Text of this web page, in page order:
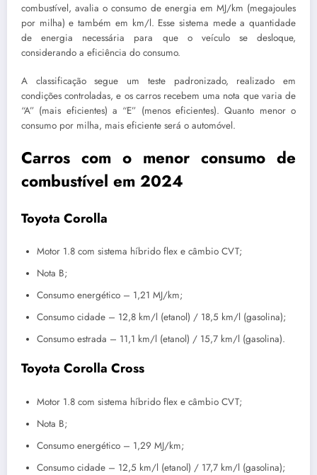
combustível, avalia o consumo de energia em MJ/km (megajoules
por milha) e também em km/l. Esse sistema mede a quantidade
de energia necessária para que o veículo se desloque,
considerando a eficiência do consumo.
A classificação segue um teste padronizado, realizado em
condições controladas, e os carros recebem uma nota que varia de
“A” (mais eficientes) a “E” (menos eficientes). Quanto menor o
consumo por milha, mais eficiente será o automóvel.
Carros com o menor consumo de
combustível em 2024
Toyota Corolla
Motor 1.8 com sistema híbrido flex e câmbio CVT;
Nota B;
Consumo energético – 1,21 MJ/km;
Consumo cidade – 12,8 km/l (etanol) / 18,5 km/l (gasolina);
Consumo estrada – 11,1 km/l (etanol) / 15,7 km/l (gasolina).
Toyota Corolla Cross
Motor 1.8 com sistema híbrido flex e câmbio CVT;
Nota B;
Consumo energético – 1,29 MJ/km;
Consumo cidade – 12,5 km/l (etanol) / 17,7 km/l (gasolina);